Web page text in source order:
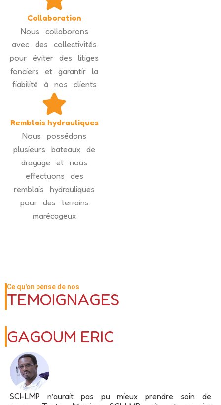
Collaboration
Nous collaborons
avec des collectivités
pour éviter des litiges
fonciers et garantir la
fiabilité à nos clients
Remblais hydrauliques
Nous possédons
plusieurs bateaux de
dragage et nous
effectuons des
remblais hydrauliques
pour des terrains
marécageux
Ce qu'on pense de nos
TEMOIGNAGES
GAGOUM ERIC
SCI-LMP n’aurait pas pu mieux prendre soin de